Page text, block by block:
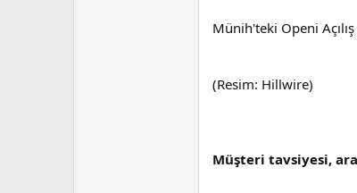
Münih'teki Openi
(Resim: Hillwire)
Müşteri tavsiyesi,